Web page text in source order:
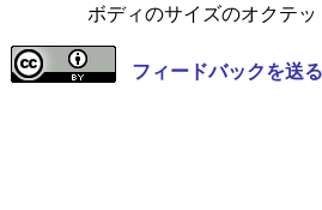
ボディのサイズのオクテッ
フィードバックを送る